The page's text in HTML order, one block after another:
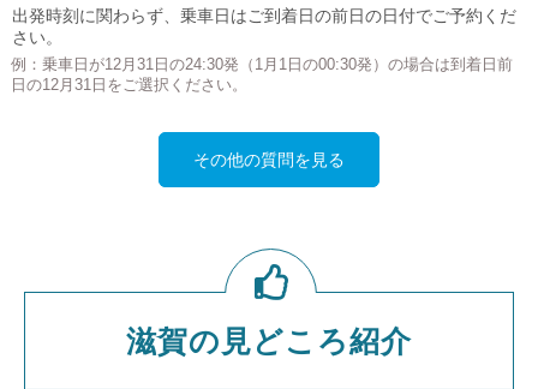
出発時刻に関わらず、乗車日はご到着日の前日の日付でご予約くだ
さい。
例：乗車日が12月31日の24:30発（1月1日の00:30発）の場合は到着日前
日の12月31日をご選択ください。
その他の質問を見る
滋賀の見どころ紹介